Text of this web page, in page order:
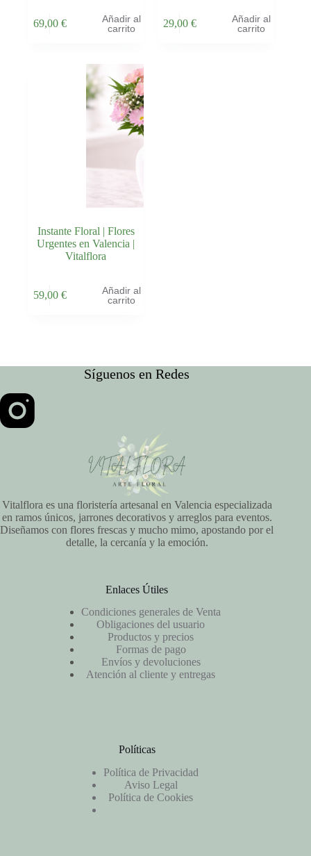
69,00 €
Añadir al
carrito
29,00 €
Añadir al
carrito
Instante Floral | Flores
Urgentes en Valencia |
Vitalflora
59,00 €
Añadir al
carrito
Síguenos en Redes
Vitalflora es una floristería artesanal en Valencia especializada
en ramos únicos, jarrones decorativos y arreglos para eventos.
Diseñamos con flores frescas y mucho mimo, apostando por el
detalle, la cercanía y la emoción.
Enlaces Útiles
Condiciones generales de Venta
Obligaciones del usuario
Productos y precios
Formas de pago
Envíos y devoluciones
Atención al cliente y entregas
Políticas
Política de Privacidad
Aviso Legal
Política de Cookies